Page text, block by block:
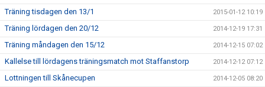
Träning tisdagen den 13/1 2015-01-12 10:19
Träning lördagen den 20/12 2014-12-19 17:31
Träning måndagen den 15/12 2014-12-15 07:02
Kallelse till lördagens träningsmatch mot Staffanstorp 2014-12-12 07:12
Lottningen till Skånecupen 2014-12-05 08:20